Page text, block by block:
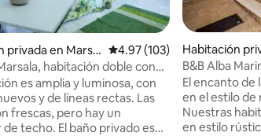
de 5, 176 reseñas
privada en Marsal Calificación promedio: 4.97
4.97 (103)
habitación doble con
es amplia y luminosa, con
y de líneas rectas. Las
frescas, pero hay un
techo. El baño privado es
Habitación
luzzo
B&B Alba
desayuno
El encanto de
en el estilo de
Nuestras
en estilo